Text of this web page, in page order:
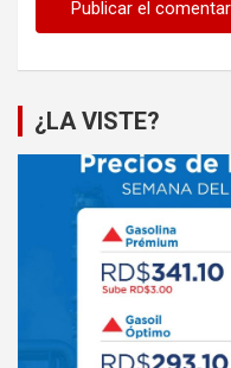
¿LA VISTE?